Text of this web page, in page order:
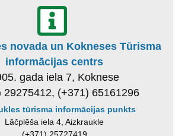
novada un Kokneses Tūrisma
informācijas centrs
gada iela 7, Koknese
29275412, (+371) 65161296
tūrisma informācijas punkts
Lāčplēša iela 4, Aizkraukle
(+371) 25727419